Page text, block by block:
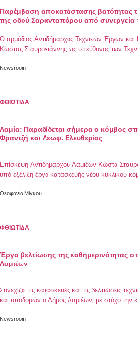
Παρέμβαση αποκατάστασης βατότητας
της οδού Σαρανταπόρου από συνεργεία
Ο αρμόδιος Αντιδήμαρχος Τεχνικών Έργων και
Κώστας Σταυρογιάννης ως υπεύθυνος των
Newsroom
ΦΘΙΩΤΙΔΑ
Λαμία: Παραδίδεται σήμερα ο κόμβος
Φραντζή και Λεωφ. Ελευθερίας
Επίσκεψη Αντιδημάρχου Λαμιέων Κώστα
υπό εξέλιξη έργο κατασκευής νέου κυκλικού
Θεοφανία Μίγκου
ΦΘΙΩΤΙΔΑ
Έργα βελτίωσης της καθημερινότητας
Λαμιέων
Συνεχίζει τις κατασκευές και τις βελτιώσεις
και υποδομών ο Δήμος Λαμιέων, με στόχο την
καθημερινότητας του πολίτη. Όπως αναφέρει
Newsroom